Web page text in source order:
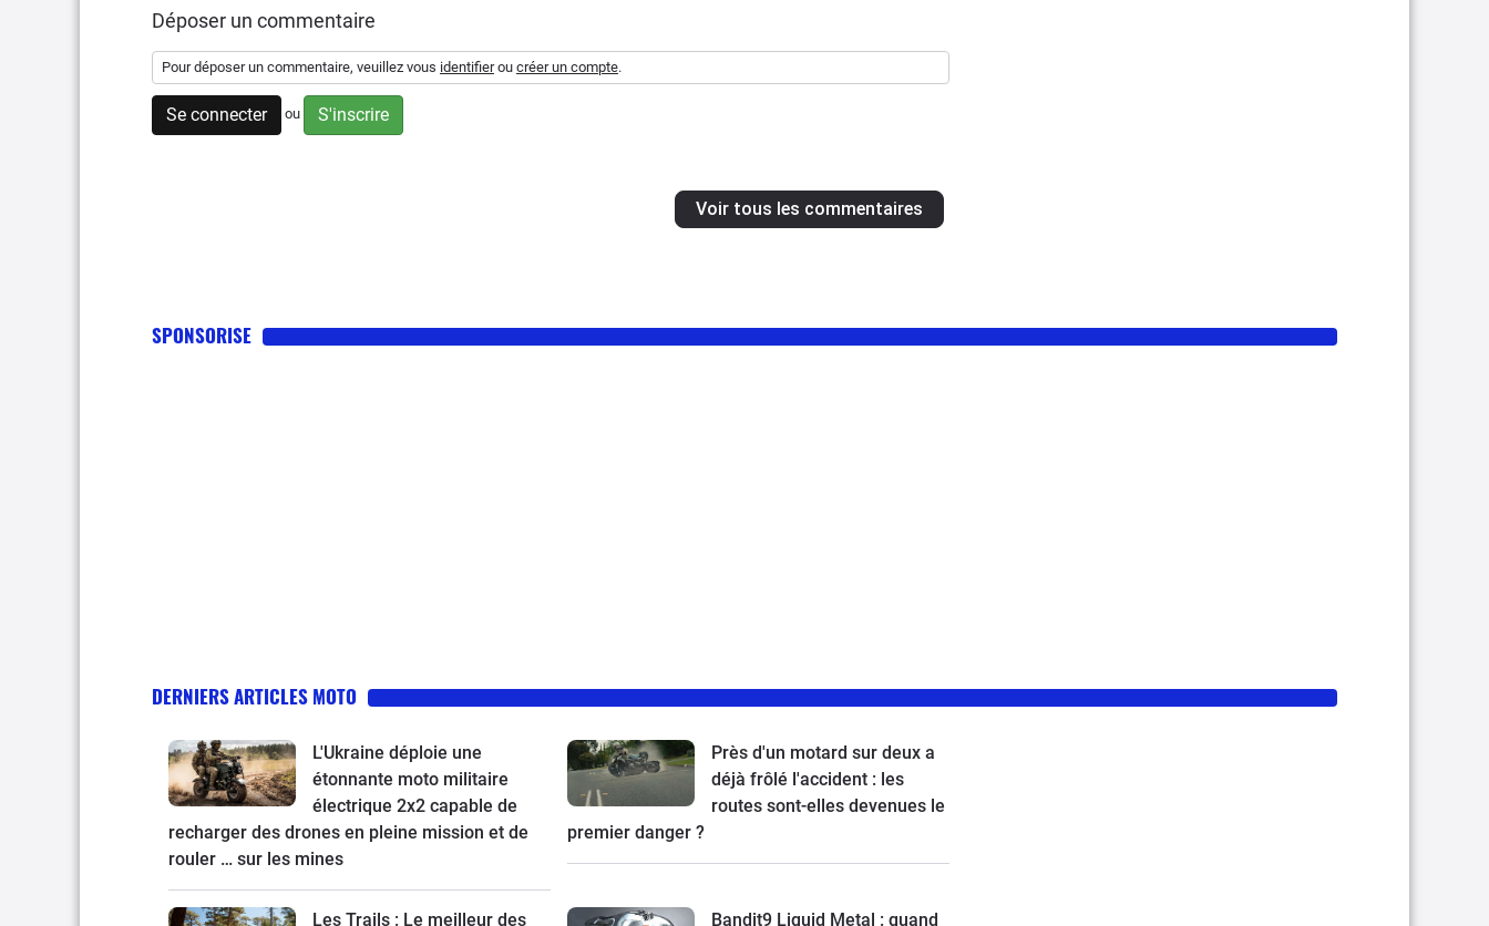
Déposer un commentaire
Pour déposer un commentaire, veuillez vous identifierou créer un compte.
Se connecter ou S'inscrire
Voir tous les commentaires
SPONSORISE
DERNIERS ARTICLES MOTO
L'Ukraine déploie une
étonnante moto militaire
électrique 2x2 capable de
recharger des drones en pleine mission et de
rouler … sur les mines
Près d'un motard sur deux a
déjà frôlé l'accident : les
routes sont-elles devenues le
premier danger ?
Les Trails : Le meilleur des Bandit9 Liquid Metal : quand